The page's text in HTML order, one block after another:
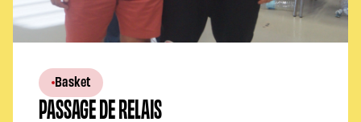
Basket
PASSAGE DE RELAIS